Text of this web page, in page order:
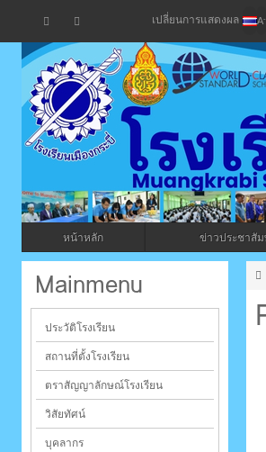
เปลี่ยนการแสดงผล A-
โรงเรีย
กระบี่
ระบบบริหารจัดการเว็บไซต์ (CMS) ด้วย Ajax
หน้าหลัก ข่าวประชาสั
Mainmenu
ประวัติโรงเรียน
สถานที่ตั้งโรงเรียน
ตราสัญญาลักษณ์โรงเรียน
วิสัยทัศน์
บุคลากร